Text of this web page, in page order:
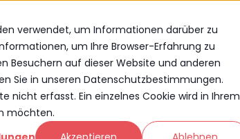
verwendet, um Informationen darüber zu
um Ihre Browser-Erfahrung zu
Besuchern auf dieser Website und anderen
Sie in unseren Datenschutzbestimmungen.
nicht erfasst. Ein einzelnes Cookie wird in Ihrem
möchten.